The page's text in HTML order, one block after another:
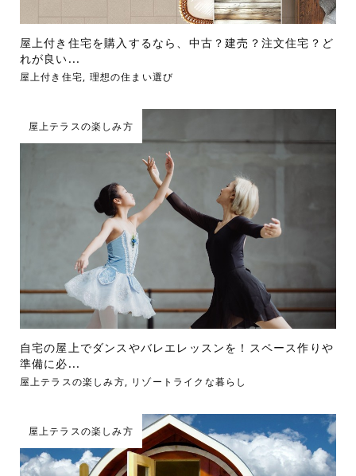
屋上付き住宅を購入するなら、中古？建売？注文住宅？ど
れが良い...
屋上付き住宅, 理想の住まい選び
屋上テラスの楽しみ方
自宅の屋上でダンスやバレエレッスンを！スペース作りや
準備に必...
屋上テラスの楽しみ方, リゾートライクな暮らし
屋上テラスの楽しみ方